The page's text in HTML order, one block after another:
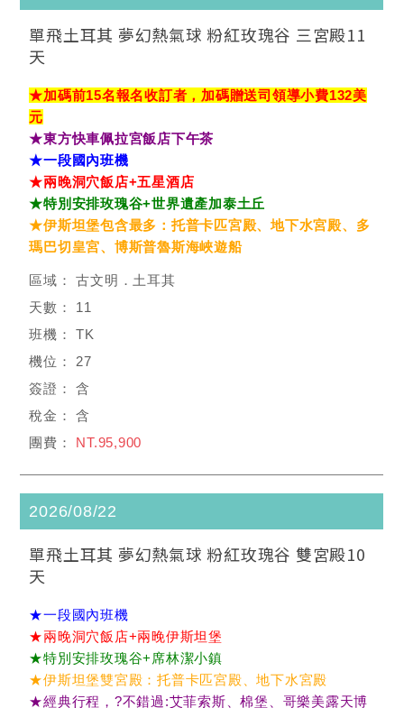
單飛土耳其 夢幻熱氣球 粉紅玫瑰谷 三宮殿11
天
★加碼前15名報名收訂者，加碼贈送司領導小費132美
元
★東方快車佩拉宮飯店下午茶
★一段國內班機
★兩晚洞穴飯店+五星酒店
★特別安排玫瑰谷+世界遺產加泰土丘
★伊斯坦堡包含最多：托普卡匹宮殿、地下水宮殿、多
瑪巴切皇宮、博斯普魯斯海峽遊船
古文明．土耳其
11
TK
27
含
含
NT.95,900
2026/08/22
單飛土耳其 夢幻熱氣球 粉紅玫瑰谷 雙宮殿10
天
★一段國內班機
★兩晚洞穴飯店+兩晚伊斯坦堡
★特別安排玫瑰谷+席林潔小鎮
★伊斯坦堡雙宮殿：托普卡匹宮殿、地下水宮殿
★經典行程，?不錯過:艾菲索斯、棉堡、哥樂美露天博